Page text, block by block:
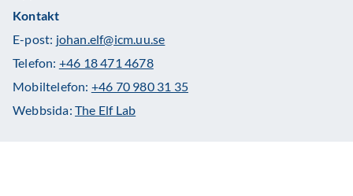
Kontakt
E-post: johan.elf@icm.uu.se
Telefon: +46 18 471 4678
Mobiltelefon: +46 70 980 31 35
Webbsida: The Elf Lab